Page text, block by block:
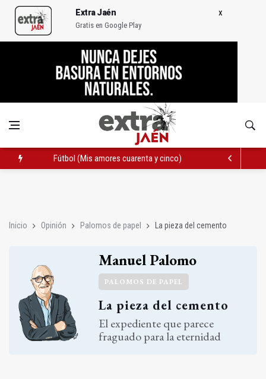
Extra Jaén
Gratis en Google Play
Fútbol (Mis amores cuarenta y cinco)
Inicio Opinión Palomos de papel La pieza del cemento
Manuel Palomo
PALOMOS DE PAPEL
La pieza del cemento
El expediente que parece
fraguado para la eternidad